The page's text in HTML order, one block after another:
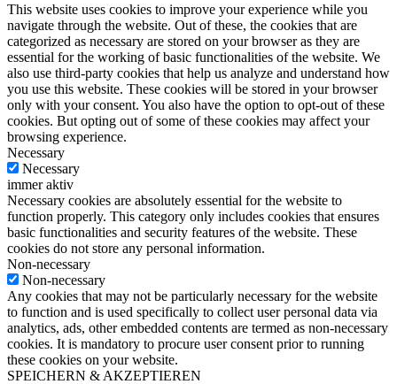
This website uses cookies to improve your experience while you
navigate through the website. Out of these, the cookies that are
categorized as necessary are stored on your browser as they are
essential for the working of basic functionalities of the website. We
also use third-party cookies that help us analyze and understand how
you use this website. These cookies will be stored in your browser
only with your consent. You also have the option to opt-out of these
cookies. But opting out of some of these cookies may affect your
browsing experience.
Necessary
Necessary
immer aktiv
Necessary cookies are absolutely essential for the website to
function properly. This category only includes cookies that ensures
basic functionalities and security features of the website. These
cookies do not store any personal information.
Non-necessary
Non-necessary
Any cookies that may not be particularly necessary for the website
to function and is used specifically to collect user personal data via
analytics, ads, other embedded contents are termed as non-necessary
cookies. It is mandatory to procure user consent prior to running
these cookies on your website.
SPEICHERN & AKZEPTIEREN